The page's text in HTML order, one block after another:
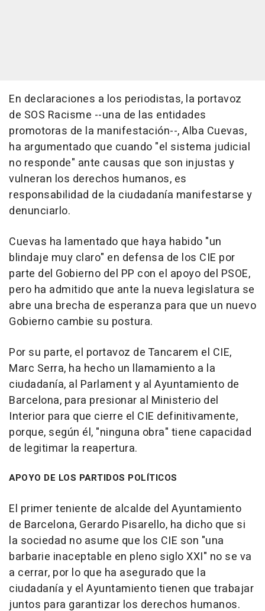
En declaraciones a los periodistas, la portavoz
de SOS Racisme --una de las entidades
promotoras de la manifestación--, Alba Cuevas,
ha argumentado que cuando "el sistema judicial
no responde" ante causas que son injustas y
vulneran los derechos humanos, es
responsabilidad de la ciudadanía manifestarse y
denunciarlo.
Cuevas ha lamentado que haya habido "un
blindaje muy claro" en defensa de los CIE por
parte del Gobierno del PP con el apoyo del PSOE,
pero ha admitido que ante la nueva legislatura se
abre una brecha de esperanza para que un nuevo
Gobierno cambie su postura.
Por su parte, el portavoz de Tancarem el CIE,
Marc Serra, ha hecho un llamamiento a la
ciudadanía, al Parlament y al Ayuntamiento de
Barcelona, para presionar al Ministerio del
Interior para que cierre el CIE definitivamente,
porque, según él, "ninguna obra" tiene capacidad
de legitimar la reapertura.
APOYO DE LOS PARTIDOS POLÍTICOS
El primer teniente de alcalde del Ayuntamiento
de Barcelona, Gerardo Pisarello, ha dicho que si
la sociedad no asume que los CIE son "una
barbarie inaceptable en pleno siglo XXI" no se va
a cerrar, por lo que ha asegurado que la
ciudadanía y el Ayuntamiento tienen que trabajar
juntos para garantizar los derechos humanos.